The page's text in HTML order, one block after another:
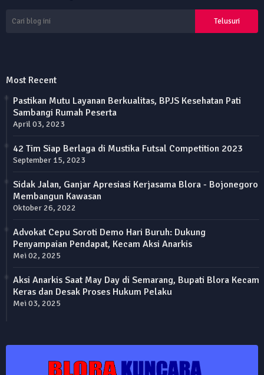
Most Recent
Pastikan Mutu Layanan Berkualitas, BPJS Kesehatan Pati
Sambangi Rumah Peserta
April 03, 2023
42 Tim Siap Berlaga di Mustika Futsal Competition 2023
September 15, 2023
Sidak Jalan, Ganjar Apresiasi Kerjasama Blora - Bojonegoro
Membangun Kawasan
Oktober 26, 2022
Advokat Cepu Soroti Demo Hari Buruh: Dukung
Penyampaian Pendapat, Kecam Aksi Anarkis
Mei 02, 2025
Aksi Anarkis Saat May Day di Semarang, Bupati Blora Kecam
Keras dan Desak Proses Hukum Pelaku
Mei 03, 2025